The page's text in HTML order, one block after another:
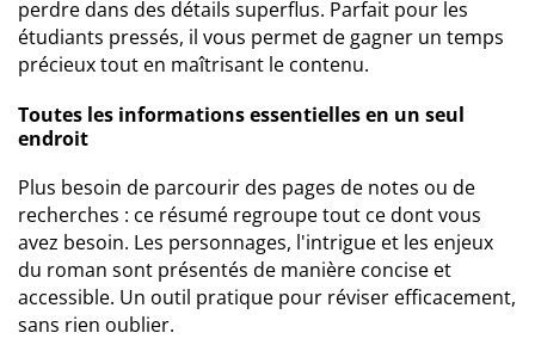
perdre dans des détails superflus. Parfait pour les
étudiants pressés, il vous permet de gagner un temps
précieux tout en maîtrisant le contenu.
Toutes les informations essentielles en un seul
endroit
Plus besoin de parcourir des pages de notes ou de
recherches : ce résumé regroupe tout ce dont vous
avez besoin. Les personnages, l'intrigue et les enjeux
du roman sont présentés de manière concise et
accessible. Un outil pratique pour réviser efficacement,
sans rien oublier.